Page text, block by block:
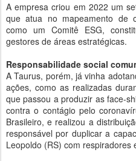
A empresa criou em 2022 um
que atua no mapeamento de
como um Comitê ESG,
gestores de áreas estratégicas.
Responsabilidade social
A Taurus, porém, já vinha
ações, como as realizadas
que passou a produzir as face-
contra o contágio pelo
Brasileiro, e realizou a
responsável por duplicar a
Leopoldo (RS) com respiradores